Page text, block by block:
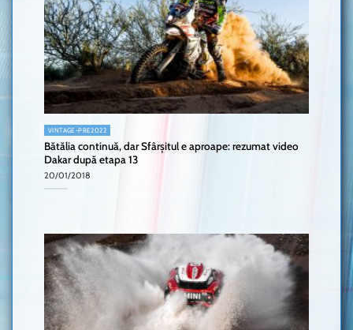
VINTAGE-PRE2022
Bătălia continuă, dar Sfârșitul e aproape: rezumat video
Dakar după etapa 13
20/01/2018